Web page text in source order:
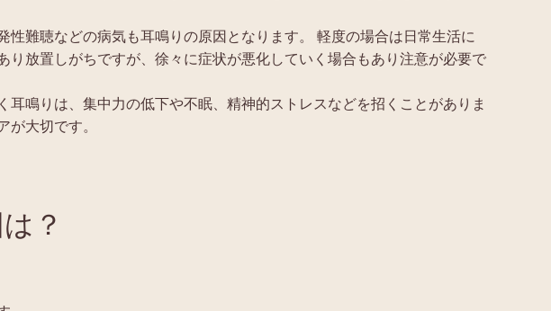
性難聴などの病気も耳鳴りの原因となります。 軽度の場合は日常生活に
り放置しがちですが、徐々に症状が悪化していく場合もあり注意が必要で
耳鳴りは、集中力の低下や不眠、精神的ストレスなどを招くことがありま
が大切です。
？